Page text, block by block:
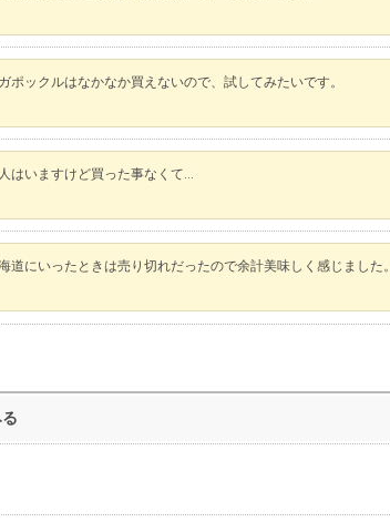
ポックルはなかなか買えないので、試してみたいです。
はいますけど買った事なくて…
道にいったときは売り切れだったので余計美味しく感じました。